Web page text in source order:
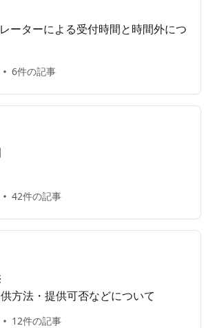
ーターによる受付時間と時間外につ
6件の記事
42件の記事
方法・提供可否などについて
12件の記事